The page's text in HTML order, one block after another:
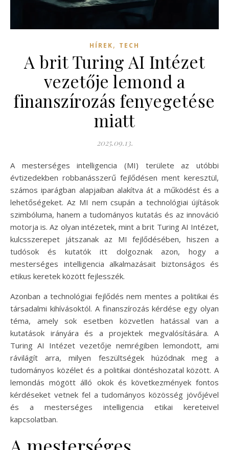
HÍREK, TECH
A brit Turing AI Intézet
vezetője lemond a
finanszírozás fenyegetése
miatt
2025.09.13.
A mesterséges intelligencia (MI) területe az utóbbi
évtizedekben robbanásszerű fejlődésen ment keresztül,
számos iparágban alapjaiban alakítva át a működést és a
lehetőségeket. Az MI nem csupán a technológiai újítások
szimbóluma, hanem a tudományos kutatás és az innováció
motorja is. Az olyan intézetek, mint a brit Turing AI Intézet,
kulcsszerepet játszanak az MI fejlődésében, hiszen a
tudósok és kutatók itt dolgoznak azon, hogy a
mesterséges intelligencia alkalmazásait biztonságos és
etikus keretek között fejlesszék.
Azonban a technológiai fejlődés nem mentes a politikai és
társadalmi kihívásoktól. A finanszírozás kérdése egy olyan
téma, amely sok esetben közvetlen hatással van a
kutatások irányára és a projektek megvalósítására. A
Turing AI Intézet vezetője nemrégiben lemondott, ami
rávilágít arra, milyen feszültségek húzódnak meg a
tudományos közélet és a politikai döntéshozatal között. A
lemondás mögött álló okok és következmények fontos
kérdéseket vetnek fel a tudományos közösség jövőjével
és a mesterséges intelligencia etikai kereteivel
kapcsolatban.